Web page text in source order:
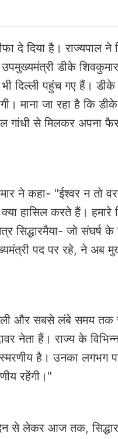
दे दिया है। राज्यपाल ने
डीके
दिल्ली पहुंच गए हैं।
माना जा रहा है कि
गांधी से मिलकर अपना
ने कहा- "ईश्वर न तो
हासिल करते हैं। हमारे
जो संघर्ष के
पद पर रहे, ने अब
और सबसे लंबे समय तक
नेता हैं। राज्य के
है। उनका लगभग
रहेंगी।"
से लेकर आज तक,